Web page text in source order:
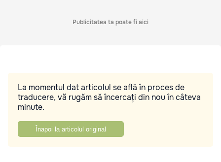
Publicitatea ta poate fi aici
La momentul dat articolul se află în proces de
traducere, vă rugăm să încercați din nou în câteva
minute.
Înapoi la articolul original